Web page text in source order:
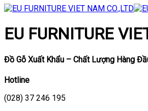
EU FURNITURE
Đồ Gỗ Xuất Khẩu – Chất Lượng Hàng
Hotline
(028) 37 246 195